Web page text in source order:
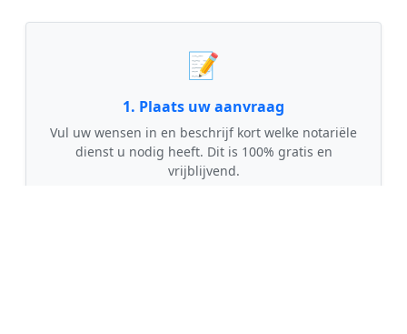
📝
1. Plaats uw aanvraag
Vul uw wensen in en beschrijf kort welke notariële
dienst u nodig heeft. Dit is 100% gratis en
vrijblijvend.